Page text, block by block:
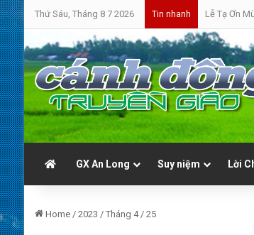
Thứ Sáu, Tháng 8 7 2026 Tin nhanh Lễ Tạ Ơn
GX An Long Suy niệm Lời
Home / 2023 / Tháng 4 / 25